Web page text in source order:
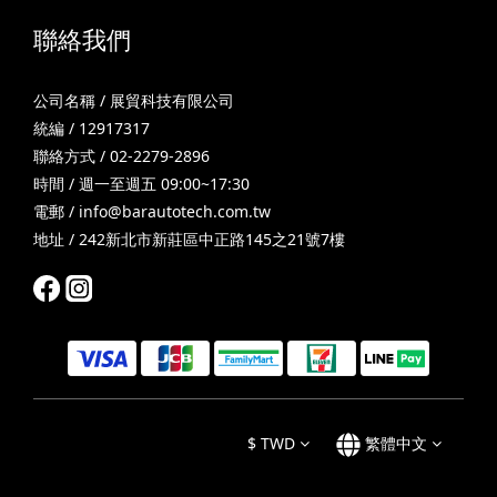
聯絡我們
公司名稱 / 展貿科技有限公司
統編 / 12917317
聯絡方式 / 02-2279-2896
時間 / 週一至週五 09:00~17:30
電郵 / info@barautotech.com.tw
地址 / 242新北市新莊區中正路145之21號7樓
$ TWD 繁體中文